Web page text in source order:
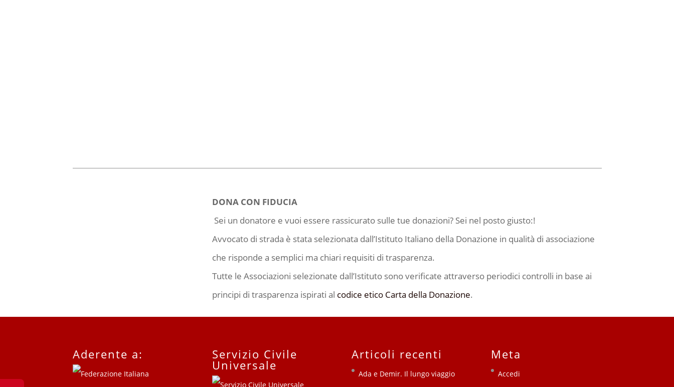
DONA CON FIDUCIA
Sei un donatore e vuoi essere rassicurato sulle tue donazioni? Sei nel posto giusto:!
Avvocato di strada è stata selezionata dall’Istituto Italiano della Donazione in qualità di associazione
che risponde a semplici ma chiari requisiti di trasparenza.
Tutte le Associazioni selezionate dall’Istituto sono verificate attraverso periodici controlli in base ai
principi di trasparenza ispirati al codice etico Carta della Donazione.
Aderente a: Servizio Civile
Universale
Articoli recenti
Ada e Demir. Il lungo viaggio
Meta
Accedi